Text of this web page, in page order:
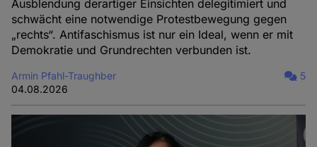
Ausblendung derartiger Einsichten delegitimiert und
schwächt eine notwendige Protestbewegung gegen
„rechts“. Antifaschismus ist nur ein Ideal, wenn er mit
Demokratie und Grundrechten verbunden ist.
Armin Pfahl-Traughber
04.08.2026
5